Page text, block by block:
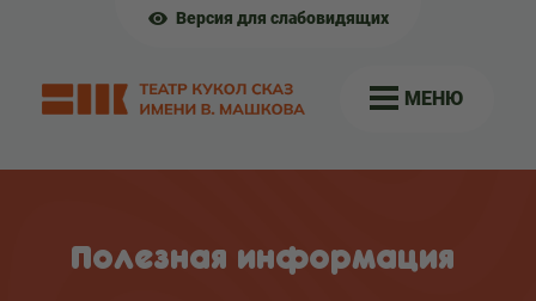
Версия для слабовидящих
МЕНЮ
Полезная информация